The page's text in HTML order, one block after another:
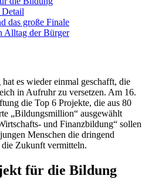
das große Finale
Alltag der Bürger
es wieder einmal geschafft, die
in Aufruhr zu versetzen. Am 16.
die Top 6 Projekte, die aus 80
„Bildungsmillion“ ausgewählt
und Finanzbildung“ sollen
Menschen die dringend
Zukunft vermitteln.
für die Bildung